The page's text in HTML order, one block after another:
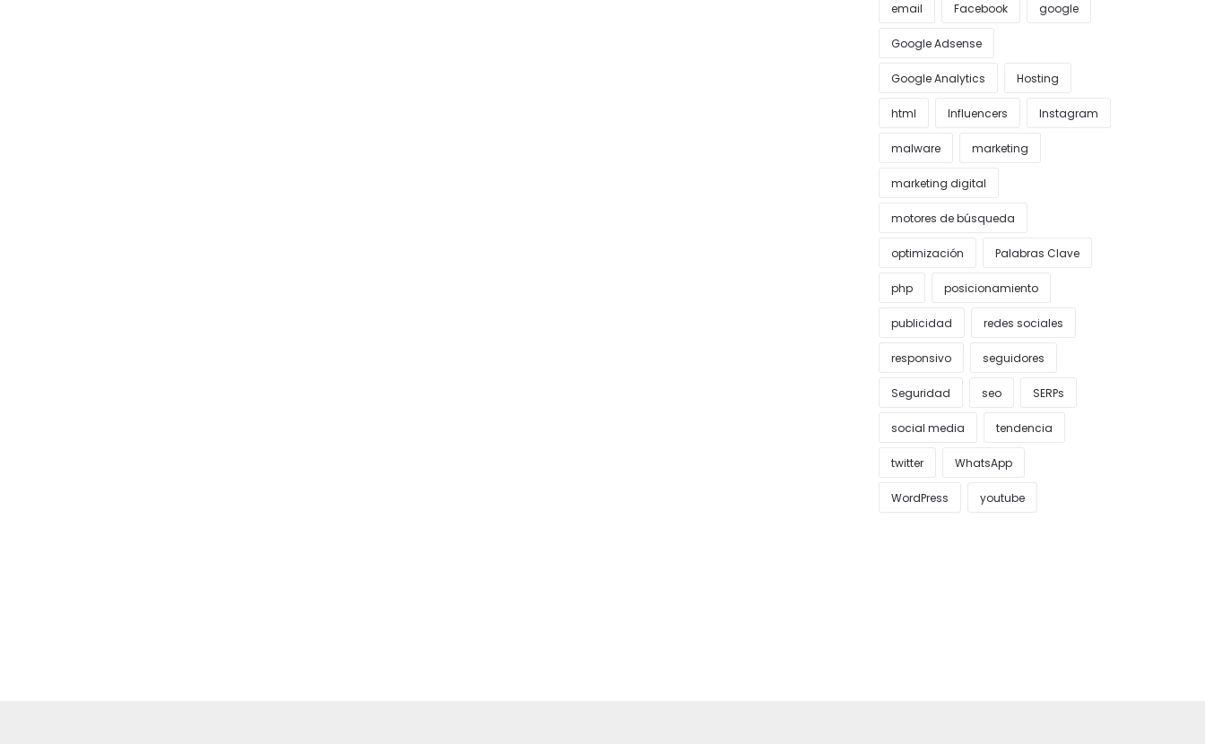
email Facebook google
Google Adsense
Google Analytics Hosting
html Influencers Instagram
malware marketing
marketing digital
motores de búsqueda
optimización Palabras Clave
php posicionamiento
publicidad redes sociales
responsivo seguidores
Seguridad seo SERPs
social media tendencia
twitter WhatsApp
WordPress youtube